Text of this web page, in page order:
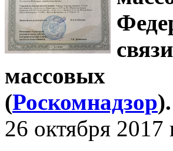
(Роскомнадзор).
26 октября 2017